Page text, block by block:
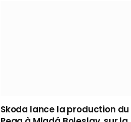
Skoda lance la production du